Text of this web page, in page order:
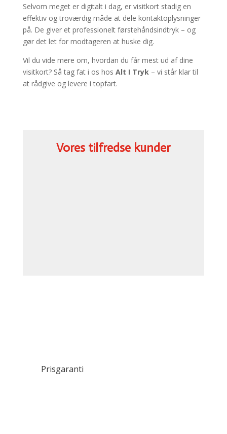
Selvom meget er digitalt i dag, er visitkort stadig en
effektiv og troværdig måde at dele kontaktoplysninger
på. De giver et professionelt førstehåndsindtryk – og
gør det let for modtageren at huske dig.
Vil du vide mere om, hvordan du får mest ud af dine
visitkort? Så tag fat i os hos Alt I Tryk – vi står klar til
at rådgive og levere i topfart.
Vores tilfredse kunder
Prisgaranti